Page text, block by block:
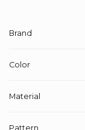
Brand
Color
Material
Pattern